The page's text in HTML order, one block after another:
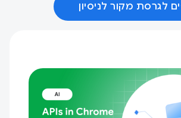
לגרסת מקור לניסיון